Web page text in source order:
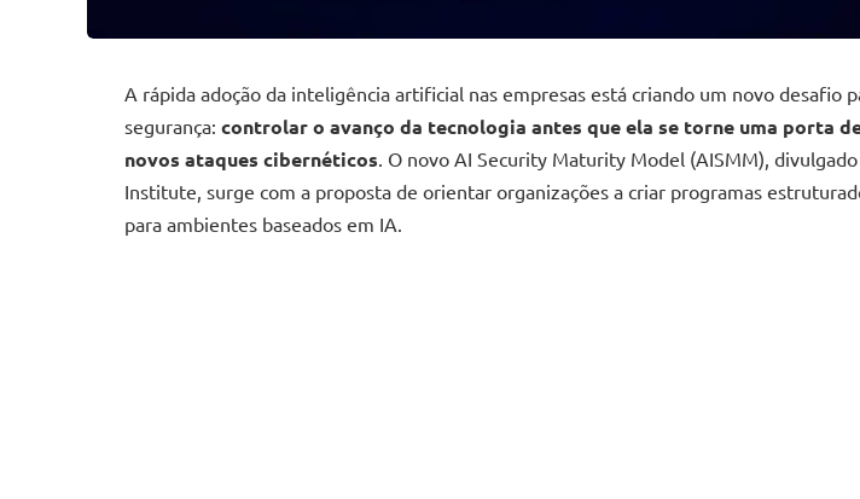
A rápida adoção da inteligência artificial nas empresas está criando um novo desafio
segurança: controlar o avanço da tecnologia antes que ela se torne uma porta
novos ataques cibernéticos. O novo AI Security Maturity Model (AISMM),
Institute, surge com a proposta de orientar organizações a criar programas
para ambientes baseados em IA.